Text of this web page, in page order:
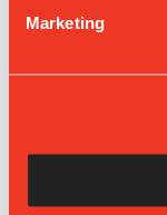
Marketing